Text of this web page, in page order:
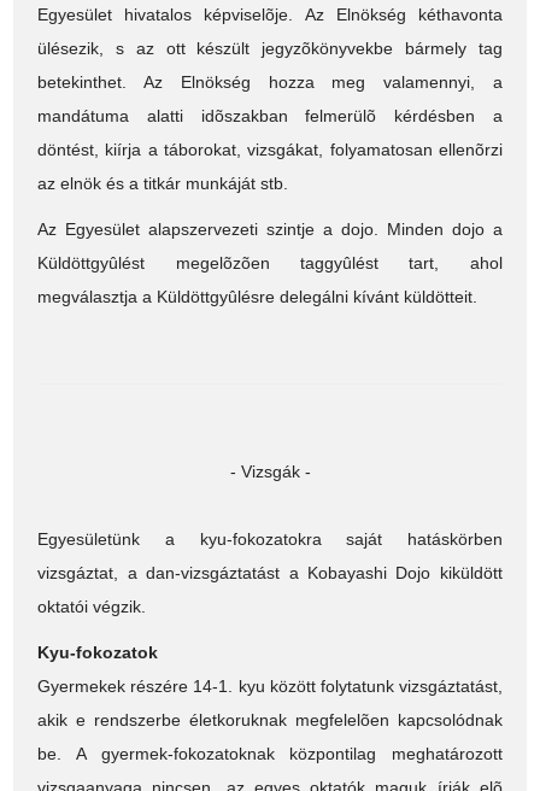
Egyesület hivatalos képviselõje. Az Elnökség kéthavonta
ülésezik, s az ott készült jegyzõkönyvekbe bármely tag
betekinthet. Az Elnökség hozza meg valamennyi, a
mandátuma alatti idõszakban felmerülõ kérdésben a
döntést, kiírja a táborokat, vizsgákat, folyamatosan ellenõrzi
az elnök és a titkár munkáját stb.
Az Egyesület alapszervezeti szintje a dojo. Minden dojo a
Küldöttgyûlést megelõzõen taggyûlést tart, ahol
megválasztja a Küldöttgyûlésre delegálni kívánt küldötteit.
- Vizsgák -
Egyesületünk a kyu-fokozatokra saját hatáskörben
vizsgáztat, a dan-vizsgáztatást a Kobayashi Dojo kiküldött
oktatói végzik.
Kyu-fokozatok
Gyermekek részére 14-1. kyu között folytatunk vizsgáztatást,
akik e rendszerbe életkoruknak megfelelõen kapcsolódnak
be. A gyermek-fokozatoknak központilag meghatározott